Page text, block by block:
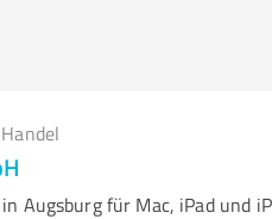
Augsburg für Mac, iPad und